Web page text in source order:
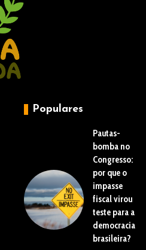
Populares
Pautas-
bomba no
Congresso:
por que o
impasse
fiscal virou
teste para a
democracia
brasileira?